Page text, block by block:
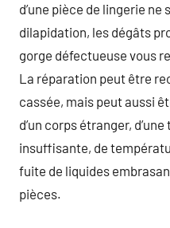
d’une pièce de lingerie
dilapidation, les dégâts
gorge défectueuse vous
La réparation peut être
cassée, mais peut aussi
d’un corps étranger,
insuffisante, de
fuite de liquides
pièces.